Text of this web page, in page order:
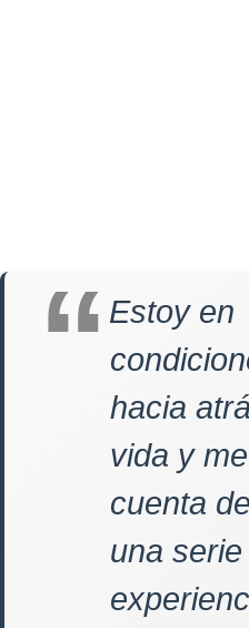
Estoy en
hacia
vida y
cuenta
una serie